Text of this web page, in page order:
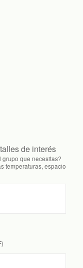
de interés
grupo que necesitas?
temperaturas, espacio